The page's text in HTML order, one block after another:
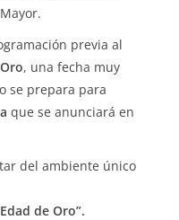
previa al
, una fecha muy
se prepara para
que se anunciará en
del ambiente único
de Oro”.